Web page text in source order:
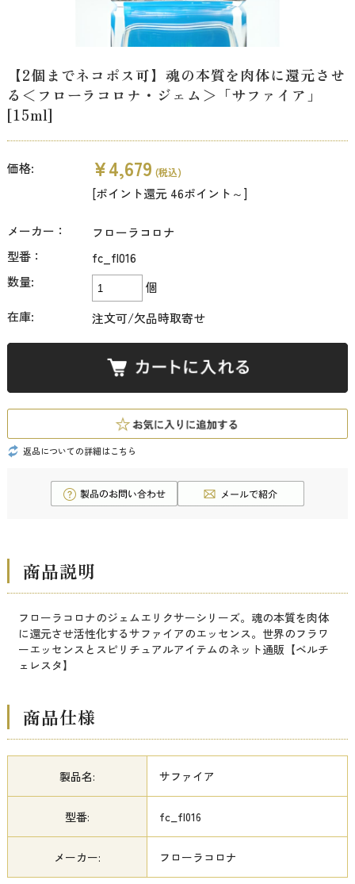
【2個までネコポス可】魂の本質を肉体に還元させ
る＜フローラコロナ・ジェム＞「サファイア」
[15ml]
価格: ¥4,679 (税込)
[ポイント還元 46ポイント～]
メーカー：
フローラコロナ
型番：
fc_fl016
数量:
個
在庫:
注文可/欠品時取寄せ
返品についての詳細はこちら
商品説明
フローラコロナのジェムエリクサーシリーズ。魂の本質を肉体
に還元させ活性化するサファイアのエッセンス。世界のフラワ
ーエッセンスとスピリチュアルアイテムのネット通販【ベルチ
ェレスタ】
商品仕様
製品名: サファイア
型番: fc_fl016
メーカー: フローラコロナ